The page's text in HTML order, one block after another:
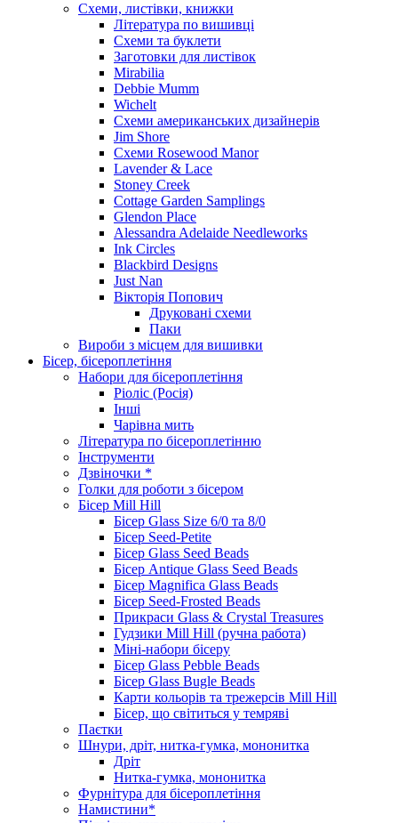
Схеми, листівки, книжки
Література по вишивці
Схеми та буклети
Заготовки для листівок
Mirabilia
Debbie Mumm
Wichelt
Схеми американських дизайнерів
Jim Shore
Cхеми Rosewood Manor
Lavender & Lace
Stoney Creek
Cottage Garden Samplings
Glendon Place
Alessandra Adelaide Needleworks
Ink Circles
Blackbird Designs
Just Nan
Вікторія Попович
Друковані схеми
Паки
Вироби з місцем для вишивки
Бісер, бісероплетіння
Набори для бісероплетіння
Ріоліс (Росія)
Інші
Чарівна мить
Література по бісероплетінню
Інструменти
Дзвіночки *
Голки для роботи з бісером
Бісер Mill Hill
Бісер Glass Size 6/0 та 8/0
Бісер Seed-Petite
Бісер Glass Seed Beads
Бісер Antique Glass Seed Beads
Бісер Magnifica Glass Beads
Бісер Seed-Frosted Beads
Прикраси Glass & Crystal Treasures
Гудзики Mill Hill (ручна работа)
Міні-набори бісеру
Бісер Glass Pebble Beads
Бісер Glass Bugle Beads
Карти кольорів та трежерсів Mill Hill
Бісер, що світиться у темряві
Паєтки
Шнури, дріт, нитка-гумка, мононитка
Дріт
Нитка-гумка, мононитка
Фурнітура для бісероплетіння
Намистини*